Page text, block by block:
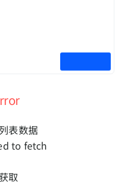
表数据
to fetch
取